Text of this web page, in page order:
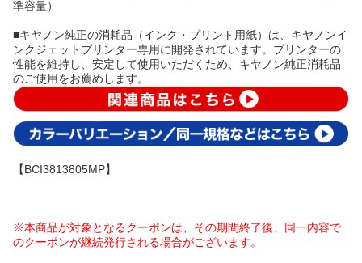
準容量）
■キヤノン純正の消耗品（インク・プリント用紙）は、キヤノンイ
ンクジェットプリンター専用に開発されています。プリンターの
性能を維持し、安定して使用いただくため、キヤノン純正消耗品
のご使用をお薦めします。
【BCI3813805MP】
※本商品が対象となるクーポンは、その期間終了後、同一内容で
のクーポンが継続発行される場合がございます。